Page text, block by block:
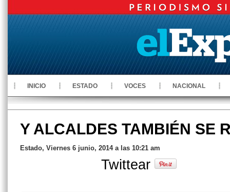
INICIO ESTADO VOCES NACIONAL
Y ALCALDES TAMBIÉN SE
Estado, Viernes 6 junio, 2014 a las 10:21 am
Twittear